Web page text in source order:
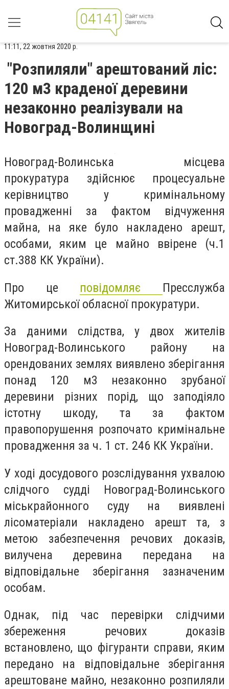
11:11, 22 жовтня 2020 р.
"Розпиляли" арештований ліс:
120 м3 краденої деревини
незаконно реалізували на
Новоград-Волинщині
Новоград-Волинська місцева
прокуратура здійснює процесуальне
керівництво у кримінальному
провадженні за фактом відчуження
майна, на яке було накладено арешт,
особами, яким це майно ввірене (ч.1
ст.388 КК України).
Про це повідомляє Пресслужба
Житомирської обласної прокуратури.
За даними слідства, у двох жителів
Новоград-Волинського району на
орендованих землях виявлено зберігання
понад 120 м3 незаконно зрубаної
деревини різних порід, що заподіяло
істотну шкоду, та за фактом
правопорушення розпочато кримінальне
провадження за ч. 1 ст. 246 КК України.
У ході досудового розслідування ухвалою
слідчого судді Новоград-Волинського
міськрайонного суду на виявлені
лісоматеріали накладено арешт та, з
метою забезпечення речових доказів,
вилучена деревина передана на
відповідальне зберігання зазначеним
особам.
Однак, під час перевірки слідчими
збереження речових доказів
встановлено, що фігуранти справи, яким
передано на відповідальне зберігання
арештоване майно, незаконно розпиляли